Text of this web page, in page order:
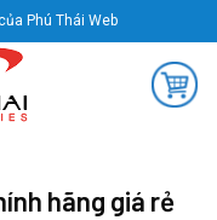
Phú Thái Web
hãng giá rẻ